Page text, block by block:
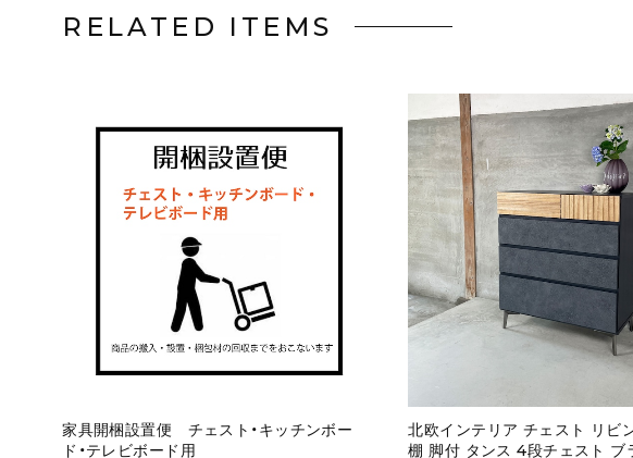
RELATED ITEMS
家具開梱設置便 チェスト・キッチンボー
ド・テレビボード用
北欧インテリア チェスト リビ
棚 脚付 タンス 4段チェスト ブ